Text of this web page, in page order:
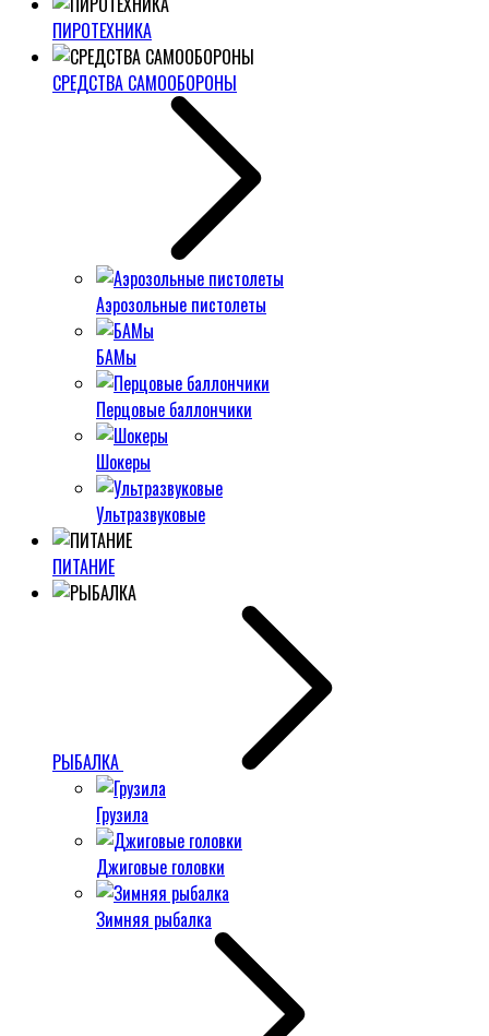
ПИРОТЕХНИКА
СРЕДСТВА САМООБОРОНЫ
Аэрозольные пистолеты
БАМы
Перцовые баллончики
Шокеры
Ультразвуковые
ПИТАНИЕ
РЫБАЛКА
Грузила
Джиговые головки
Зимняя рыбалка